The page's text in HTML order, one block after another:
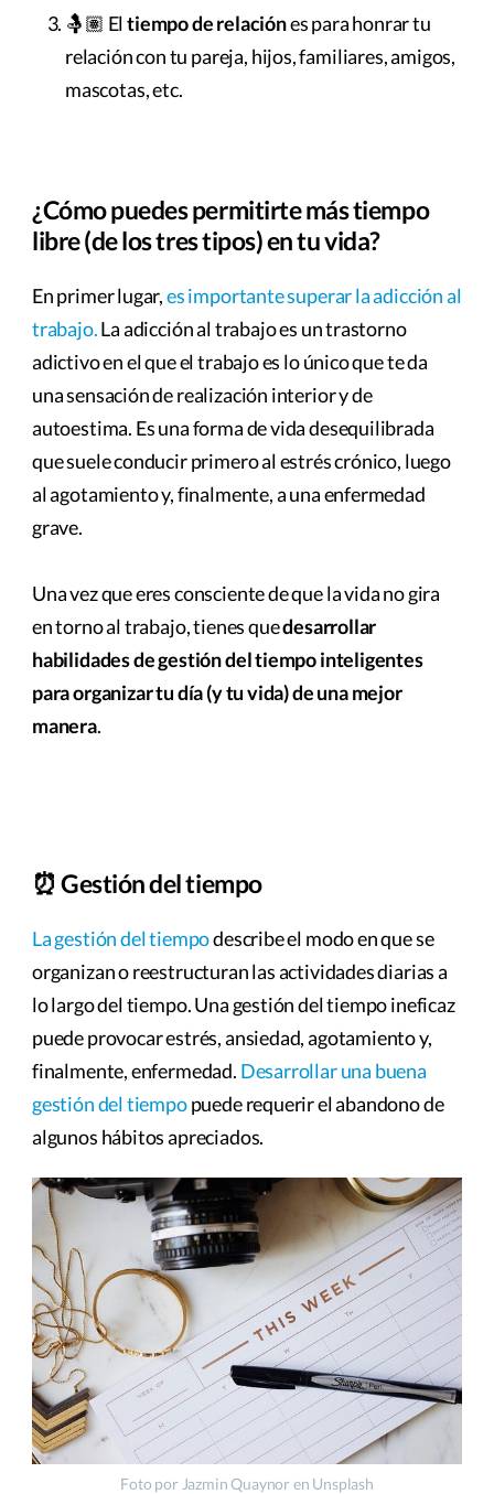
🤱🏽 Eltiempo de relaciónes para honrar tu
relación con tu pareja, hijos, familiares, amigos,
mascotas, etc.
¿Cómo puedes permitirte más tiempo
libre (de los tres tipos) en tu vida?
En primer lugar,es importante superar la adicción al
trabajo.La adicción al trabajo es un trastorno
adictivo en el que el trabajo es lo único que te da
una sensación de realización interior y de
autoestima. Es una forma de vida desequilibrada
que suele conducir primero al estrés crónico, luego
al agotamiento y, finalmente, a una enfermedad
grave.
Una vez que eres consciente de que la vida no gira
en torno al trabajo, tienes quedesarrollar
habilidades de gestión del tiempo inteligentes
para organizar tu día (y tu vida) de una mejor
manera.
⏰ Gestión del tiempo
La gestión del tiempodescribe el modo en que se
organizan o reestructuran las actividades diarias a
lo largo del tiempo. Una gestión del tiempo ineficaz
puede provocar estrés, ansiedad, agotamiento y,
finalmente, enfermedad. Desarrollar una buena
gestión del tiempopuede requerir el abandono de
algunos hábitos apreciados.
Foto por Jazmin Quaynor en Unsplash